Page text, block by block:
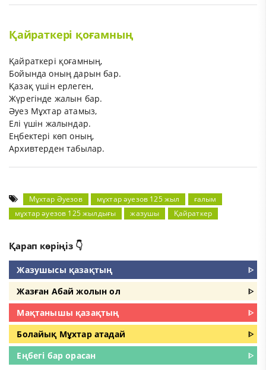
Қайраткері қоғамның
Қайраткері қоғамның,
Бойында оның дарын бар.
Қазақ үшін ерлеген,
Жүрегінде жалын бар.
Әуез Мұхтар атамыз,
Елі үшін жалындар.
Еңбектері көп оның,
Архивтерден табылар.
Мұхтар Әуезов мұхтар әуезов 125 жыл
ғалым
мұхтар әуезов 125 жылдығы
жазушы Қайраткер
Қарап көріңіз 👇
Жазушысы қазақтың
ᐈ
Жазған Абай жолын ол
ᐈ
Мақтанышы қазақтың
ᐈ
Болайық Мұхтар атадай
ᐈ
Еңбегі бар орасан
ᐈ